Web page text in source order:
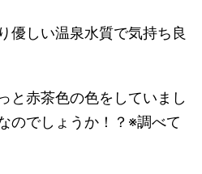
優しい温泉水質で気持ち良
と赤茶色の色をしていまし
のでしょうか！？※調べて